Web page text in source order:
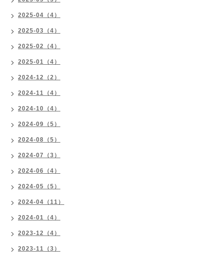
2025-04（4）
2025-03（4）
2025-02（4）
2025-01（4）
2024-12（2）
2024-11（4）
2024-10（4）
2024-09（5）
2024-08（5）
2024-07（3）
2024-06（4）
2024-05（5）
2024-04（11）
2024-01（4）
2023-12（4）
2023-11（3）